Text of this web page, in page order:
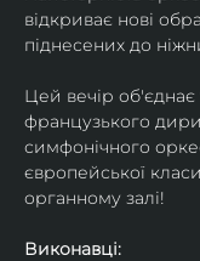
відкриває нові
піднесених до
Цей вечір об'єднає
французького
симфонічного
європейської
органному залі!
Виконавці: